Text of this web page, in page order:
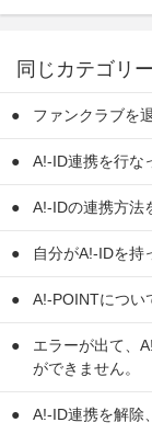
同じカテゴリ
ファンクラブを
A!-ID連携を行な
A!-IDの連携方法
自分がA!-IDを持
A!-POINTについ
エラーが出て、
ができません。
A!-ID連携を解除